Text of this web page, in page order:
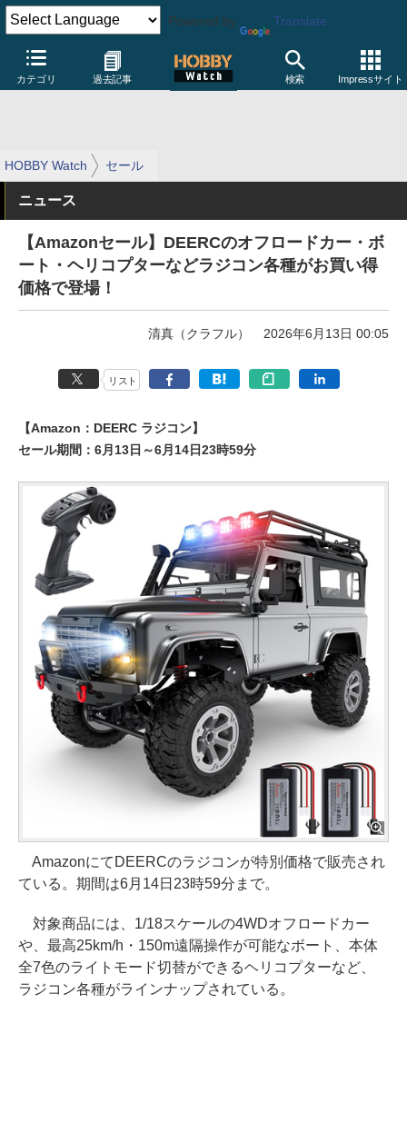
Powered by Translate
カテゴリ 過去記事 検索 Impressサイト
HOBBY Watch セール
ニュース
【Amazonセール】DEERCのオフロードカー・ボ
ート・ヘリコプターなどラジコン各種がお買い得
価格で登場！
清真（クラフル） 2026年6月13日 00:05
リスト
【Amazon：DEERC ラジコン】
セール期間：6月13日～6月14日23時59分
AmazonにてDEERCのラジコンが特別価格で販売され
ている。期間は6月14日23時59分まで。
対象商品には、1/18スケールの4WDオフロードカー
や、最高25km/h・150m遠隔操作が可能なボート、本体
全7色のライトモード切替ができるヘリコプターなど、
ラジコン各種がラインナップされている。